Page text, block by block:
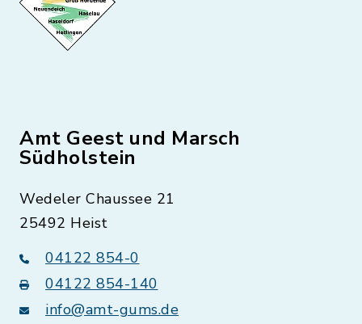
Amt Geest und Marsch
Südholstein
Wedeler Chaussee 21
25492 Heist
04122 854-0
04122 854-140
info@amt-gums.de